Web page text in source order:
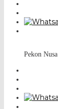
Pekon